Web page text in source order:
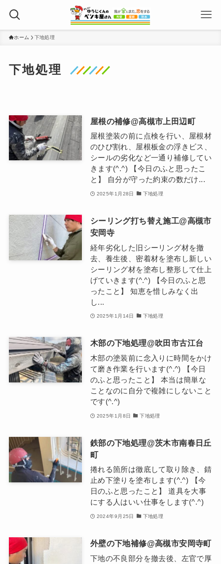
ホーム 下地処理
下地処理
屋根の補修@高槻市上田辺町
屋根塗装の前に点検を行い、屋根材
のひび割れ、屋根板金の浮きビス、
シールの劣化など一通り補修してい
きます(^.^) 【今日のふと思ったこ
と】 自分が守った約束の数だけ...
2025年1月28日 下地処理
シーリング打ち替え施工@高槻市
安岡寺
経年劣化した旧シーリング材を撤
去、養生後、密着材を塗布し新しい
シーリング材を塗布し整形して仕上
げていきます(^.^) 【今日のふと思
ったこと】 知恵を惜しみなく出
し...
2025年1月14日 下地処理
木部の下地処理@吹田市古江台
木部の塗装前に念入りに時間をかけ
て磨き作業を行います(^.^) 【今日
のふと思ったこと】 本当は簡単な
ことなのに自分で複雑にしないこと
です(^.^)
2025年1月8日 下地処理
鉄部の下地処理@茨木市南春日丘
町
捲れる箇所は徹底して取り除き、錆
止め下塗りを塗布します(^.^) 【今
日のふと思ったこと】 道具を大事
にする人はいい仕事をします(^.^)
2024年9月25日 下地処理
外壁の下地補修@高槻市安岡寺町
下地の不良部分を撤去後、左官で厚